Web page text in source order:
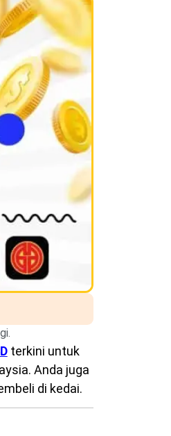
terkini untuk
Anda juga
di kedai.